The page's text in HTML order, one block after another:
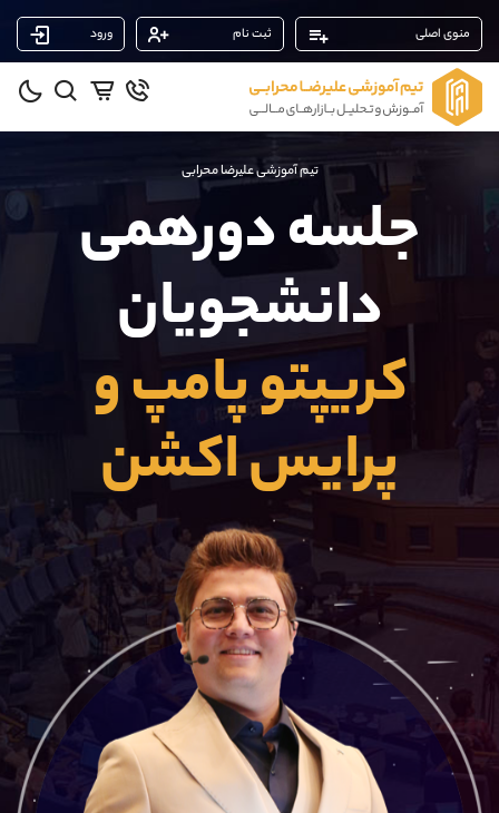
منوی اصلی ثبت نام ورود
تیم آموزشی علیرضا محرابی
جلسه دورهمی
دانشجویان
کریپتو پامپ و
پرایس اکشن
پشتیبان فروش (فائزه تهرانی)
@Armteam_admin_104
پشتیبان فروش (یوسف فرخنده)
09194198792
@Armteam_admin_33
پشتیبان فروش (محسن یزدی)
09304891085
شروع گفتگو
@Armteam_admin_103
103
پشتیبان فروش (ایمان پوراسماعیلی)
موبایل 09927779040
واتساپ شروع گفتگو
تلگرام @Armteam_admin_por
داخلی